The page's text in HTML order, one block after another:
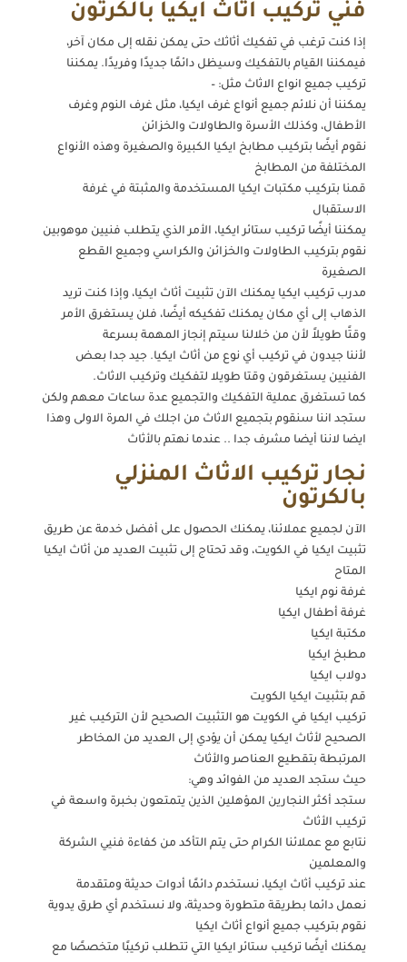
فني تركيب اثاث ايكيا بالكرتون
إذا كنت ترغب في تفكيك أثاثك حتى يمكن نقله إلى مكان آخر،
فيمكننا القيام بالتفكيك وسيظل دائمًا جديدًا وفريدًا. يمكننا
تركيب جميع انواع الاثاث مثل: –
يمكننا أن نلائم جميع أنواع غرف ايكيا، مثل غرف النوم وغرف
الأطفال، وكذلك الأسرة والطاولات والخزائن
نقوم أيضًا بتركيب مطابخ ايكيا الكبيرة والصغيرة وهذه الأنواع
المختلفة من المطابخ
قمنا بتركيب مكتبات ايكيا المستخدمة والمثبتة في غرفة
الاستقبال
يمكننا أيضًا تركيب ستائر ايكيا، الأمر الذي يتطلب فنيين موهوبين
نقوم بتركيب الطاولات والخزائن والكراسي وجميع القطع
الصغيرة
مدرب تركيب ايكيا يمكنك الآن تثبيت أثاث ايكيا، وإذا كنت تريد
الذهاب إلى أي مكان يمكنك تفكيكه أيضًا، فلن يستغرق الأمر
وقتًا طويلاً لأن من خلالنا سيتم إنجاز المهمة بسرعة
لأننا جيدون في تركيب أي نوع من أثاث ايكيا. جيد جدا بعض
الفنيين يستغرقون وقتا طويلا لتفكيك وتركيب الاثاث.
كما تستغرق عملية التفكيك والتجميع عدة ساعات معهم ولكن
ستجد اننا سنقوم بتجميع الاثاث من اجلك في المرة الاولى وهذا
ايضا لاننا أيضا مشرف جدا .. عندما نهتم بالأثاث
نجار تركيب الاثاث المنزلي
بالكرتون
الآن لجميع عملائنا، يمكنك الحصول على أفضل خدمة عن طريق
تثبيت ايكيا في الكويت، وقد تحتاج إلى تثبيت العديد من أثاث ايكيا
المتاح
غرفة نوم ايكيا
غرفة أطفال ايكيا
مكتبة ايكيا
مطبخ ايكيا
دولاب ايكيا
قم بتثبيت ايكيا الكويت
تركيب ايكيا في الكويت هو التثبيت الصحيح لأن التركيب غير
الصحيح لأثاث ايكيا يمكن أن يؤدي إلى العديد من المخاطر
المرتبطة بتقطيع العناصر والأثاث
حيث ستجد العديد من الفوائد وهي:
ستجد أكثر النجارين المؤهلين الذين يتمتعون بخبرة واسعة في
تركيب الأثاث
نتابع مع عملائنا الكرام حتى يتم التأكد من كفاءة فنيي الشركة
والمعلمين
عند تركيب أثاث ايكيا، نستخدم دائمًا أدوات حديثة ومتقدمة
نعمل دائما بطريقة متطورة وحديثة، ولا نستخدم أي طرق يدوية
نقوم بتركيب جميع أنواع أثاث ايكيا
يمكنك أيضًا تركيب ستائر ايكيا التي تتطلب تركيبًا متخصصًا مع